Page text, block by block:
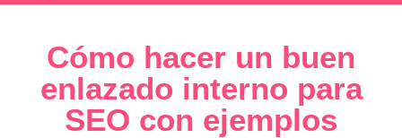
Cómo hacer un buen
enlazado interno para
SEO con ejemplos